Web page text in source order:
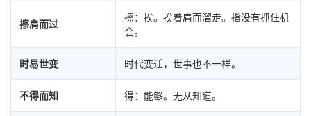
擦肩而过
擦：挨。挨着肩而溜走。指没有抓住机
会。
时易世变 时代变迁，世事也不一样。
不得而知 得：能够。无从知道。